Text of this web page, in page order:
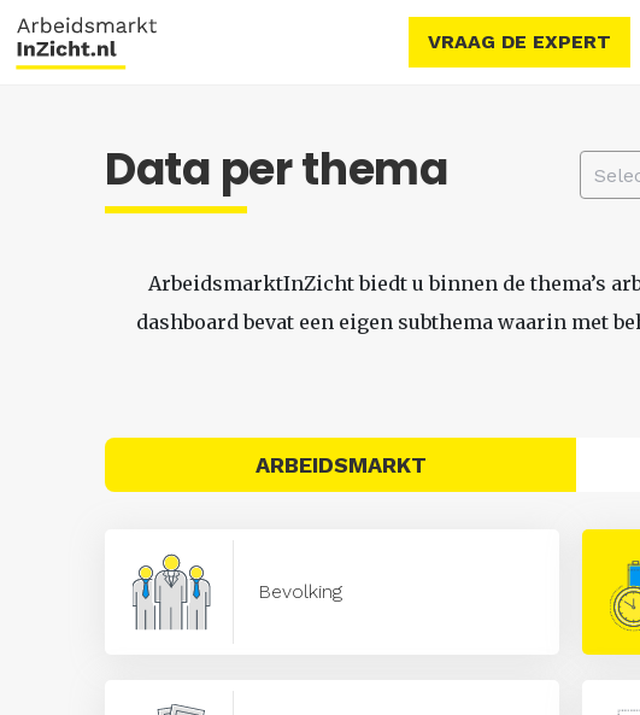
VRAAG DE EXPERT
Data per thema
ArbeidsmarktInZicht biedt u binnen de thema’s
dashboard bevat een eigen subthema waarin met
ARBEIDSMARKT
Bevolking